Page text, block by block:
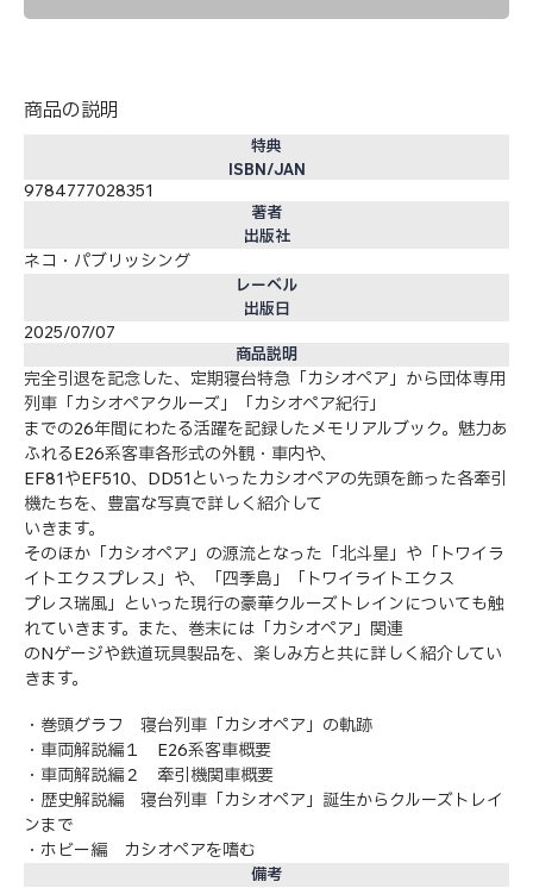
商品の説明
特典
ISBN/JAN
9784777028351
著者
出版社
ネコ・パブリッシング
レーベル
出版日
2025/07/07
商品説明
完全引退を記念した、定期寝台特急「カシオペア」から団体専用
列車「カシオペアクルーズ」「カシオペア紀行」
までの26年間にわたる活躍を記録したメモリアルブック。魅力あ
ふれるE26系客車各形式の外観・車内や、
EF81やEF510、DD51といったカシオペアの先頭を飾った各牽引
機たちを、豊富な写真で詳しく紹介して
いきます。
そのほか「カシオペア」の源流となった「北斗星」や「トワイラ
イトエクスプレス」や、「四季島」「トワイライトエクス
プレス瑞風」といった現行の豪華クルーズトレインについても触
れていきます。また、巻末には「カシオペア」関連
のNゲージや鉄道玩具製品を、楽しみ方と共に詳しく紹介してい
きます。
・巻頭グラフ 寝台列車「カシオペア」の軌跡
・車両解説編１ E26系客車概要
・車両解説編２ 牽引機関車概要
・歴史解説編 寝台列車「カシオペア」誕生からクルーズトレイ
ンまで
・ホビー編 カシオペアを嗜む
備考